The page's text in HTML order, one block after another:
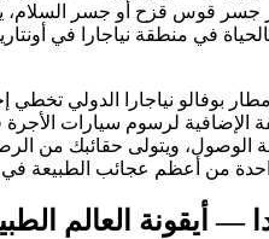
جسر قوس قزح أو جسر السلام،
في منطقة نياجارا في
بوفالو نياجارا الدولي تخطي
الإضافية لرسوم سيارات
الوصول، ويتولى حقائبك من
من أعظم عجائب الطبيعة في
— أيقونة العالم